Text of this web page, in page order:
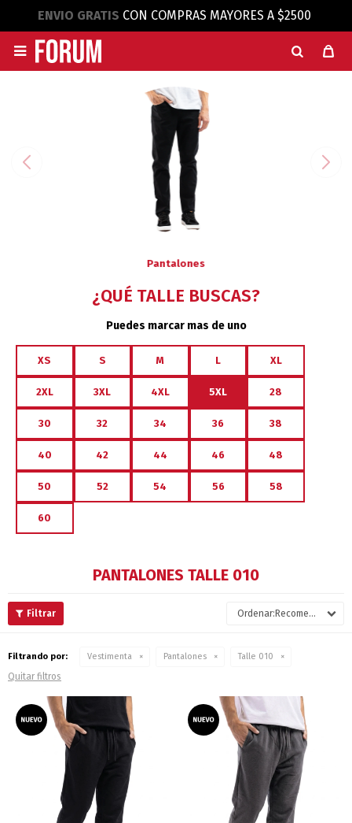
ENVIO GRATIS CON COMPRAS MAYORES A $2500

Pantalones
¿QUÉ TALLE BUSCAS?
Puedes marcar mas de uno
XS S M L XL
2XL 3XL 4XL 5XL 28
30 32 34 36 38
40 42 44 46 48
50 52 54 56 58
60
PANTALONES TALLE 010
Recomendados
Filtrando por: Vestimenta Pantalones Talle 010
Quitar filtros